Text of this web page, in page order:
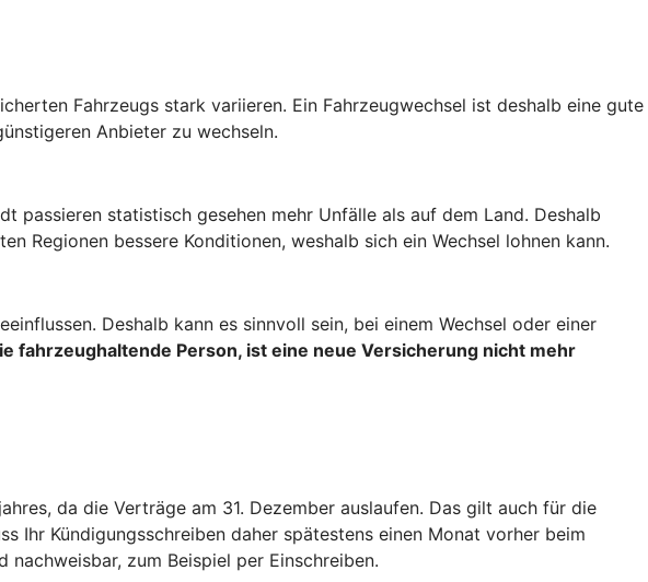
Fahrzeugs stark variieren. Ein Fahrzeugwechsel ist deshalb eine gute
Anbieter zu wechseln.
passieren statistisch gesehen mehr Unfälle als auf dem Land. Deshalb
Regionen bessere Konditionen, weshalb sich ein Wechsel lohnen kann.
Deshalb kann es sinnvoll sein, bei einem Wechsel oder einer
fahrzeughaltende Person, ist eine neue Versicherung nicht mehr
da die Verträge am 31. Dezember auslaufen. Das gilt auch für die
Ihr Kündigungsschreiben daher spätestens einen Monat vorher beim
zum Beispiel per Einschreiben.